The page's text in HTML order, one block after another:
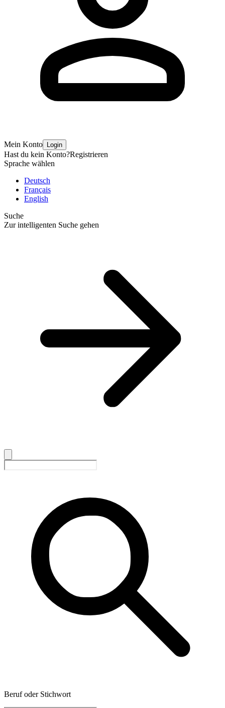
Mein Konto Login
Hast du kein Konto?Registrieren
Sprache wählen
Deutsch
Français
English
Suche
Zur intelligenten Suche gehen
Beruf oder Stichwort